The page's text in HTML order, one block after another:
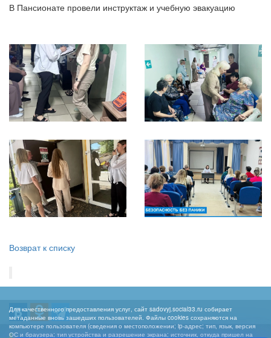
В Пансионате провели инструктаж и учебную эвакуацию
Возврат к списку
Для качественного предоставления услуг, сайт sadovyj.social33.ru собирает
метаданные вновь зашедших пользователей. Файлы cookies сохраняются на
компьютере пользователя (сведения о местоположении; ip-адрес; тип, язык, версия
ОС и браузера; тип устройства и разрешение экрана; источник, откуда пришел на